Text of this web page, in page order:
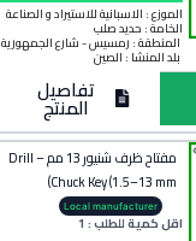
الموزع : الاسبانية للاستيراد و الصناعة
الخامة : حديد صلب
المنطقة : رمسيس - شارع الجمهورية
بلد المنشأ :الصين
تفاصيل
المنتج
مفتاح ظرف شنيور 13 مم – Drill
Chuck Key (1.5–13 mm)
Local manufacturer
اقل كمية للطلب : 1